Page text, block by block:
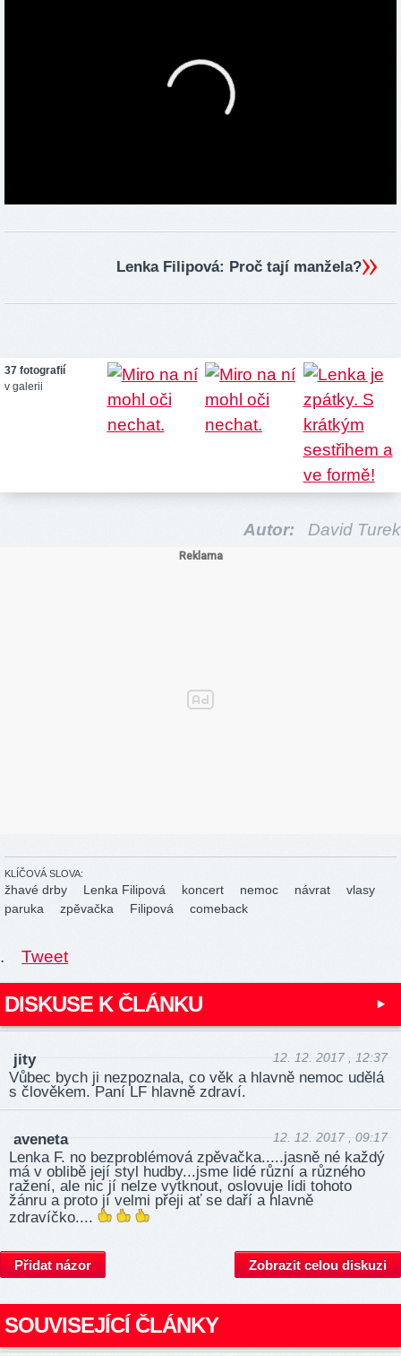
Lenka Filipová: Proč tají manžela?
37 fotografií
v galerii
Autor: David Turek
KLÍČOVÁ SLOVA:
žhavé drby Lenka Filipová koncert nemoc návrat
vlasy
paruka
zpěvačka Filipová comeback
. Tweet
DISKUSE K ČLÁNKU
jity 12. 12. 2017 , 12:37
Vůbec bych ji nezpoznala, co věk a hlavně nemoc udělá
s člověkem. Paní LF hlavně zdraví.
aveneta 12. 12. 2017 , 09:17
Lenka F. no bezproblémová zpěvačka.....jasně né každý
má v oblibě její styl hudby...jsme lidé různí a různého
ražení, ale nic jí nelze vytknout, oslovuje lidi tohoto
žánru a proto jí velmi přeji ať se daří a hlavně
zdravíčko....
Přidat názor Zobrazit celou diskuzi
SOUVISEJÍCÍ ČLÁNKY